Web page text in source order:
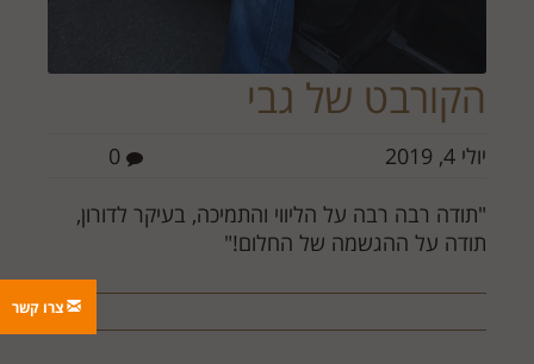
הקורבט של גבי
יולי 4, 2019
"תודה רבה רבה על הליווי והתמיכה, בעיקר לדורון,
תודה על ההגשמה של החלום!"
צרו קשר